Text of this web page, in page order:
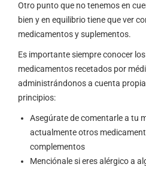
Otro punto que no tenemos en
bien y en equilibrio tiene que ver
medicamentos y suplementos.
Es importante siempre conocer
medicamentos recetados por
administrándonos a cuenta
principios:
Asegúrate de comentarle a tu
actualmente otros
complementos
Menciónale si eres alérgico a